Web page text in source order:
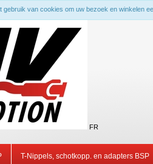
gebruik van cookies om uw bezoek en winkelen
FR
T-Nippels, schotkopp. en adapters BSP